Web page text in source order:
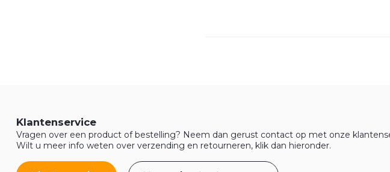
Klantenservice
Vragen over een product of bestelling? Neem dan gerust contact op met onze
Wilt u meer info weten over verzending en retourneren, klik dan hieronder.